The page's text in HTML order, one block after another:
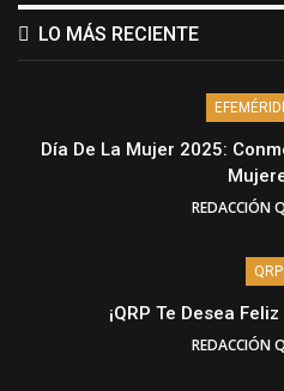
LO MÁS RECIENTE
Día De La Mujer 2025:
REDACCIÓN
QRP
¡QRP Te Desea
REDACCIÓN